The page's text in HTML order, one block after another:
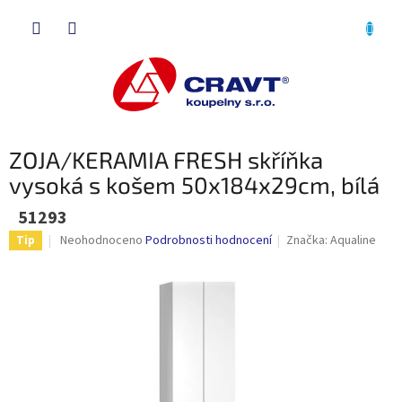
ZOJA/KERAMIA FRESH skříňka
vysoká s košem 50x184x29cm, bílá
51293
Tip
Průměrné
Neohodnoceno Podrobnosti hodnocení Značka:Aqualine